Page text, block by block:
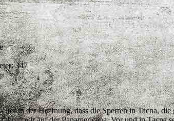
347
in der Hoffnung, dass die Sperren in Tacna,